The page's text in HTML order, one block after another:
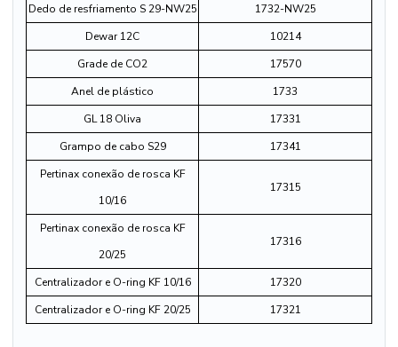
Dedo de resfriamento S 29-NW25
1732-NW25
Dewar 12C
10214
Grade de CO2
17570
Anel de plástico
1733
GL 18 Oliva
17331
Grampo de cabo S29
17341
Pertinax conexão de rosca KF
10/16
17315
Pertinax conexão de rosca KF
20/25
17316
Centralizador e O-ring KF 10/16
17320
Centralizador e O-ring KF 20/25
17321